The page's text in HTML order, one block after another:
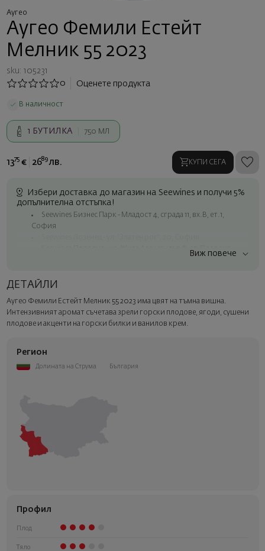
Аугео
Аугео Фемили Естейт
Мелник 55 2023
sku: 105231
0
Оценете продукта
В наличност
1 БУТИЛКА 750 МЛ
1375 € 2689 лв. КУПИ СЕГА
Избери доставка до магазин на Seewines и получи 5%
допълнителна отстъпка!
Seewines Бизнес Парк - Младост 4, сграда 11, вх.В, ет.1,
София
Seewines Пловдив - ул. "Княз Александър I", 45, Пловдив
Куриер на Seewines до адрес в рамките на град София
Изненадайте със стил
Добавете луксозна подаръчна опаковка и персонализирана
Виж повече
ДЕТАЙЛИ
Аугео Фемили Естейт Мелник 55 2023 има цвят на тъмна вишна.
Интензивният аромат съчетава зрели горски плодове, ягоди, сушени
плодове и акценти на горски билки и ванилов крем.
Регион
Долината на Струма България
Профил
Плод
Тяло